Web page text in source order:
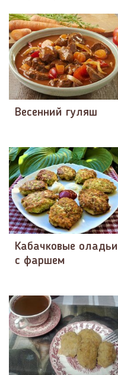
Весенний гуляш
Кабачковые оладьи
с фаршем